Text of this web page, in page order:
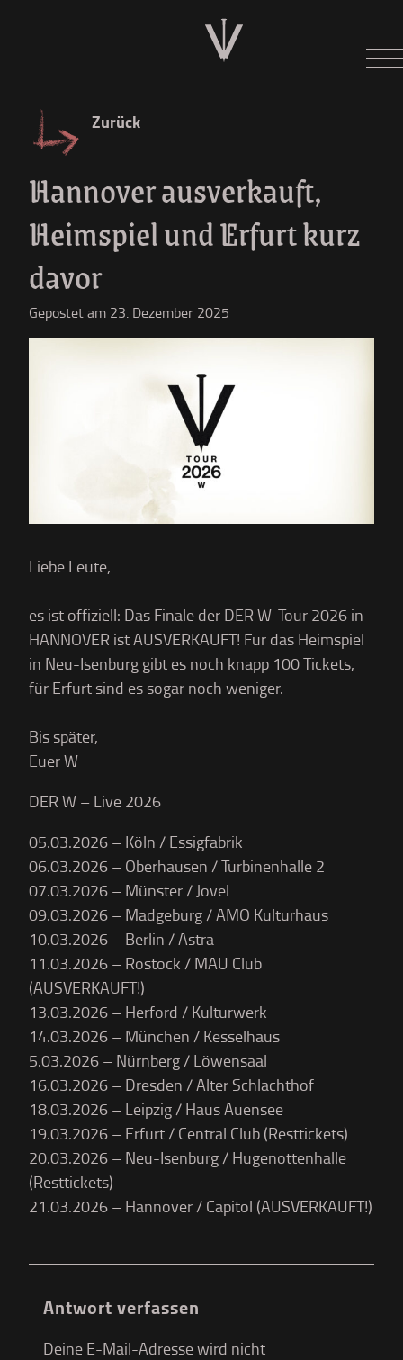
Tour 2026
Der W
Diskographie
Shop
Zurück
Hannover ausverkauft,
Heimspiel und Erfurt kurz
davor
Gepostet am 23. Dezember 2025
Liebe Leute,
es ist offiziell: Das Finale der DER W-Tour 2026 in
HANNOVER ist AUSVERKAUFT! Für das Heimspiel
in Neu-Isenburg gibt es noch knapp 100 Tickets,
für Erfurt sind es sogar noch weniger.
Bis später,
Euer W
DER W – Live 2026
05.03.2026 – Köln / Essigfabrik
06.03.2026 – Oberhausen / Turbinenhalle 2
07.03.2026 – Münster / Jovel
09.03.2026 – Madgeburg / AMO Kulturhaus
10.03.2026 – Berlin / Astra
11.03.2026 – Rostock / MAU Club
(AUSVERKAUFT!)
13.03.2026 – Herford / Kulturwerk
14.03.2026 – München / Kesselhaus
5.03.2026 – Nürnberg / Löwensaal
16.03.2026 – Dresden / Alter Schlachthof
18.03.2026 – Leipzig / Haus Auensee
19.03.2026 – Erfurt / Central Club (Resttickets)
20.03.2026 – Neu-Isenburg / Hugenottenhalle
(Resttickets)
21.03.2026 – Hannover / Capitol (AUSVERKAUFT!)
Antwort verfassen
Deine E-Mail-Adresse wird nicht